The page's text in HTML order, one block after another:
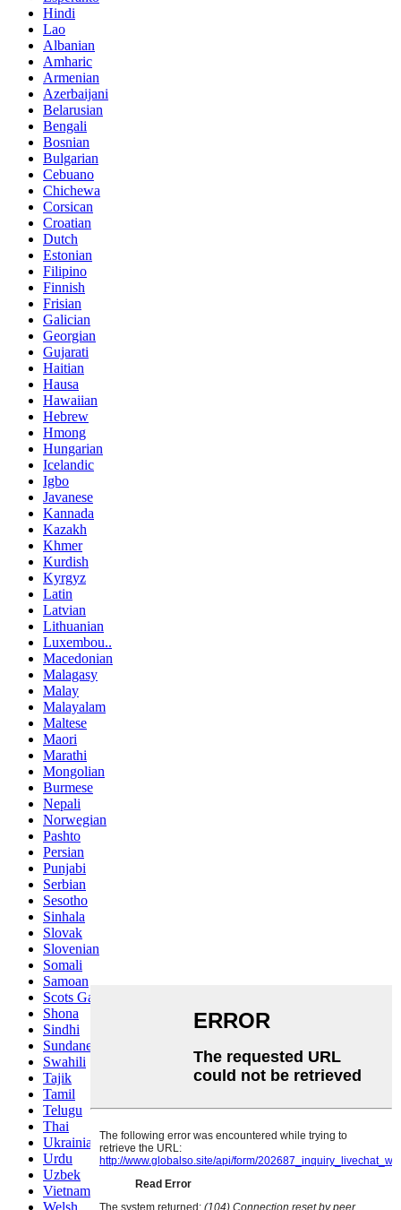
Hindi
Lao
Albanian
Amharic
Armenian
Azerbaijani
Belarusian
Bengali
Bosnian
Bulgarian
Cebuano
Chichewa
Corsican
Croatian
Dutch
Estonian
Filipino
Finnish
Frisian
Galician
Georgian
Gujarati
Haitian
Hausa
Hawaiian
Hebrew
Hmong
Hungarian
Icelandic
Igbo
Javanese
Kannada
Kazakh
Khmer
Kurdish
Kyrgyz
Latin
Latvian
Lithuanian
Luxembou..
Macedonian
Malagasy
Malay
Malayalam
Maltese
Maori
Marathi
Mongolian
Burmese
Nepali
Norwegian
Pashto
Persian
Punjabi
Serbian
Sesotho
Sinhala
Slovak
Slovenian
Somali
Samoan
Scots Gaelic
Shona
Sindhi
Sundanese
Swahili
Tajik
Tamil
Telugu
Thai
Ukrainian
Urdu
Uzbek
Vietnamese
Welsh